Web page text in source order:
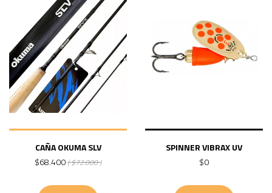
CAÑA OKUMA SLV
$68.400( $72.000 )
SPINNER VIBRAX UV
$0